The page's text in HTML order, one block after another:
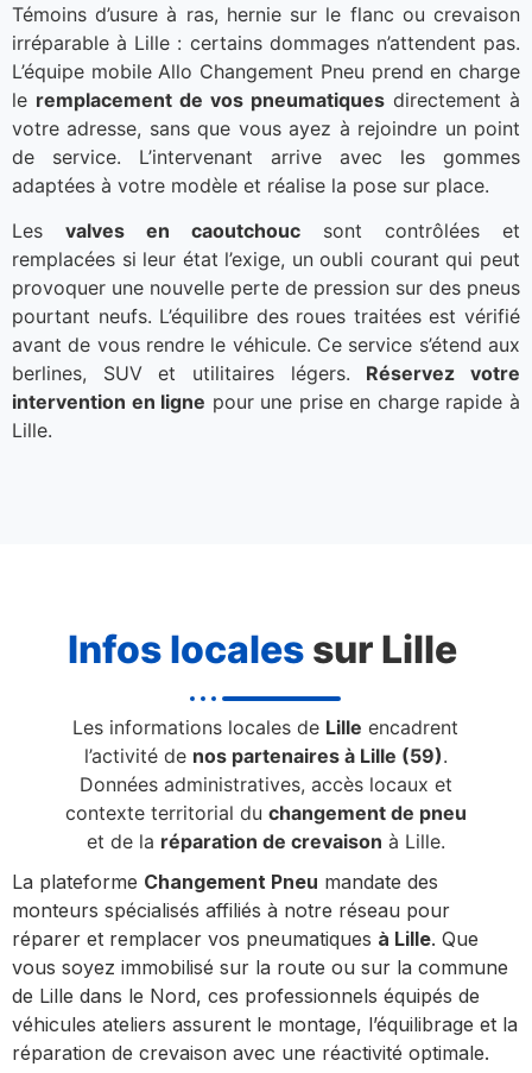
Témoins d’usure à ras, hernie sur le flanc ou crevaison
irréparable à Lille : certains dommages n’attendent pas.
L’équipe mobile Allo Changement Pneu prend en charge
le remplacement de vos pneumatiques directement à
votre adresse, sans que vous ayez à rejoindre un point
de service. L’intervenant arrive avec les gommes
adaptées à votre modèle et réalise la pose sur place.
Les valves en caoutchouc sont contrôlées et
remplacées si leur état l’exige, un oubli courant qui peut
provoquer une nouvelle perte de pression sur des pneus
pourtant neufs. L’équilibre des roues traitées est vérifié
avant de vous rendre le véhicule. Ce service s’étend aux
berlines, SUV et utilitaires légers. Réservez votre
intervention en ligne pour une prise en charge rapide à
Lille.
Infos localessur Lille
Les informations locales de Lille encadrent
l’activité de nos partenaires à Lille (59).
Données administratives, accès locaux et
contexte territorial du changement de pneu
et de la réparation de crevaison à Lille.
La plateforme Changement Pneu mandate des
monteurs spécialisés affiliés à notre réseau pour
réparer et remplacer vos pneumatiques à Lille. Que
vous soyez immobilisé sur la route ou sur la commune
de Lille dans le Nord, ces professionnels équipés de
véhicules ateliers assurent le montage, l’équilibrage et la
réparation de crevaison avec une réactivité optimale.